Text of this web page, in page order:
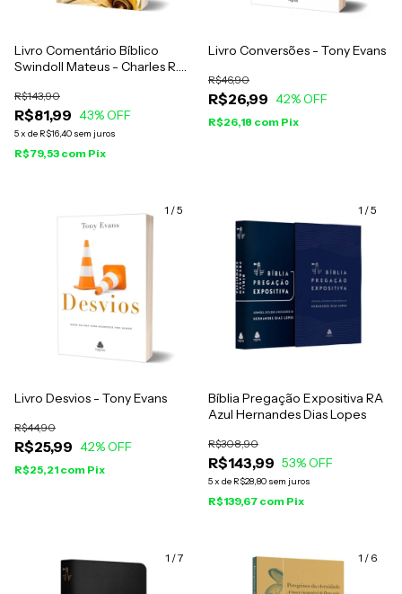
Livro Comentário Bíblico
Swindoll Mateus - Charles R.
R$81,99
R$143,90
43% OFF
5x de R$16,40 sem juros
R$79,53 com Pix
Livro Conversões - Tony Evans
R$26,99
R$46,90
42% OFF
R$26,18 com Pix
1 /5
Livro Desvios - Tony Evans
R$25,99
R$44,90
42% OFF
R$25,21 com Pix
1 /5
Bíblia Pregação Expositiva RA
Azul Hernandes Dias Lopes
R$143,99
R$308,90
53% OFF
5x de R$28,80 sem juros
R$139,67 com Pix
1 /7 1 / 6